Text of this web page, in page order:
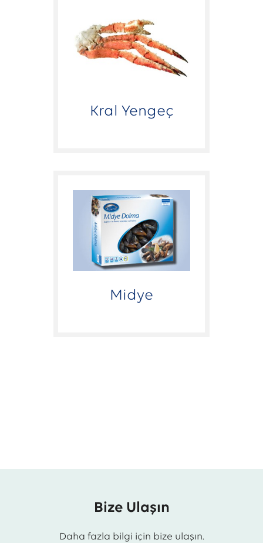
Kral Yengeç
Midye
Bize Ulaşın
Daha fazla bilgi için bize ulaşın.